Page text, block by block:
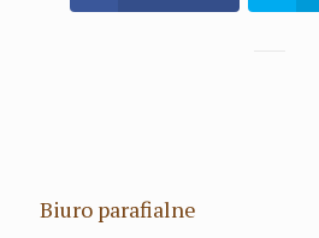
Biuro parafialne